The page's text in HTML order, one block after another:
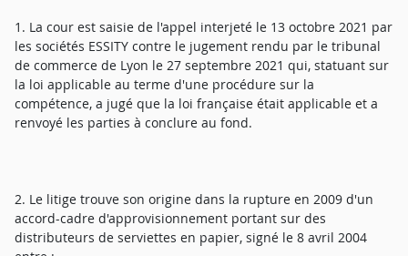
1. La cour est saisie de l'appel interjeté le 13 octobre 2021 par
les sociétés ESSITY contre le jugement rendu par le tribunal
de commerce de Lyon le 27 septembre 2021 qui, statuant sur
la loi applicable au terme d'une procédure sur la
compétence, a jugé que la loi française était applicable et a
renvoyé les parties à conclure au fond.
2. Le litige trouve son origine dans la rupture en 2009 d'un
accord-cadre d'approvisionnement portant sur des
distributeurs de serviettes en papier, signé le 8 avril 2004